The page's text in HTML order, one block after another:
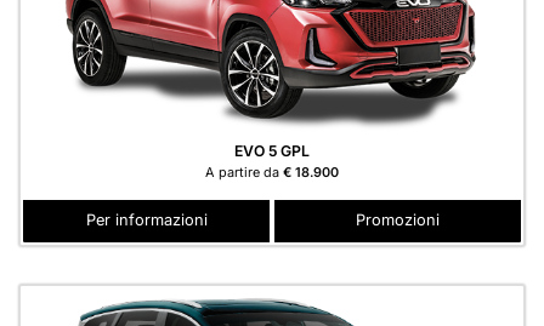
EVO 5 GPL
A partire da € 18.900
Per informazioni Promozioni